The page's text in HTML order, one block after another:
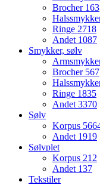
Brocher 163
Ringe 2718
Andet 1087
Smykker, sølv
Brocher 567
Ringe 1835
Andet3370
Sølv
Korpus
Andet 1919
Sølvplet
Korpus 212
Andet 137
Tekstiler